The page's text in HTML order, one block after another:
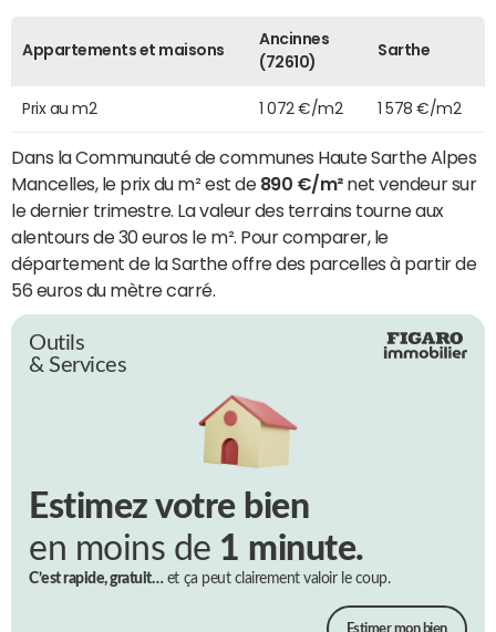
Appartements et maisons
Ancinnes
(72610)
Sarthe
Prix au m2 1 072 €/m2 1 578 €/m2
Dans la Communauté de communes Haute Sarthe Alpes
Mancelles, le prix du m² est de 890 €/m²net vendeur sur
le dernier trimestre. La valeur des terrains tourne aux
alentours de 30 euros le m². Pour comparer, le
département de la Sarthe offre des parcelles à partir de
56 euros du mètre carré.
Outils
& Services
Estimez votre bien
en moins de 1 minute.
C’est rapide, gratuit…et ça peut clairement valoir le coup.